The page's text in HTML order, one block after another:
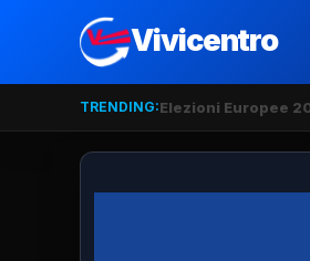
Vivicentro
TRENDING:Elezioni Europee